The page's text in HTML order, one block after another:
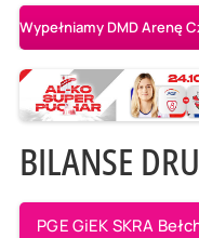
Wypełniamy DMD Arenę
BILANSE
PGE GiEK SKRA